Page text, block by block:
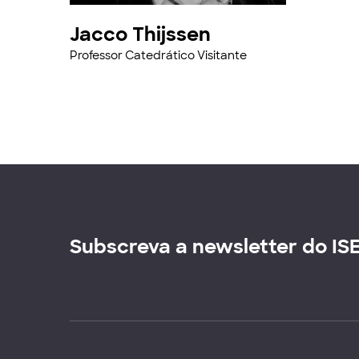
Jacco Thijssen
Professor Catedrático Visitante
Subscreva a newsletter do